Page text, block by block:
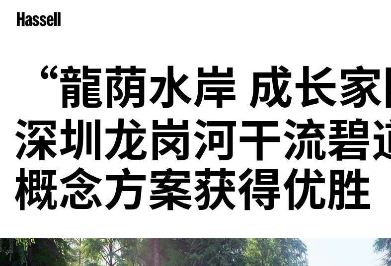
“龍荫水岸 成长
深圳龙岗河干流碧
概念方案获得优胜